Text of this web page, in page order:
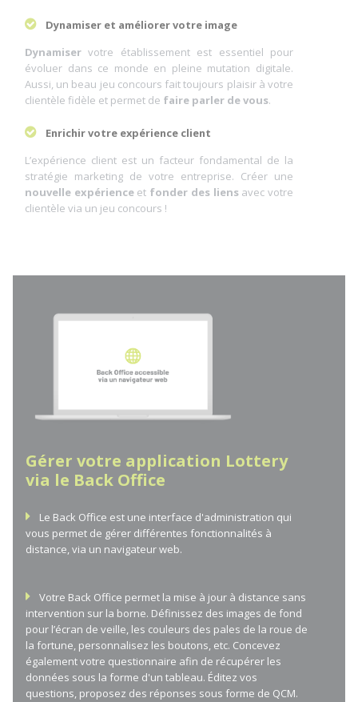
Dynamiser et améliorer votre image
Dynamiser votre établissement est essentiel pour
évoluer dans ce monde en pleine mutation digitale.
Aussi, un beau jeu concours fait toujours plaisir à votre
clientèle fidèle et permet de faire parler de vous.
Enrichir votre expérience client
L’expérience client est un facteur fondamental de la
stratégie marketing de votre entreprise. Créer une
nouvelle expérience et fonder des liens avec votre
clientèle via un jeu concours !
Gérer votre application Lottery
via le Back Office
Le Back Office est une interface d'administration qui
vous permet de gérer différentes fonctionnalités à
distance, via un navigateur web.
Votre Back Office permet la mise à jour à distance sans
intervention sur la borne. Définissez des images de fond
pour l’écran de veille, les couleurs des pales de la roue de
la fortune, personnalisez les boutons, etc. Concevez
également votre questionnaire afin de récupérer les
données sous la forme d'un tableau. Éditez vos
questions, proposez des réponses sous forme de QCM.